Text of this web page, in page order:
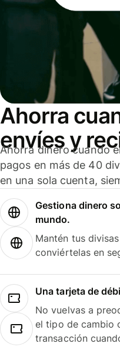
Ahorra
envíes y
Ahorra dinero cuando
pagos en más de 40
en una sola cuenta,
Gestiona dinero
mundo.
Mantén tus
conviértelas en
Una tarjeta de
No vuelvas a
el tipo de cambio
transacción